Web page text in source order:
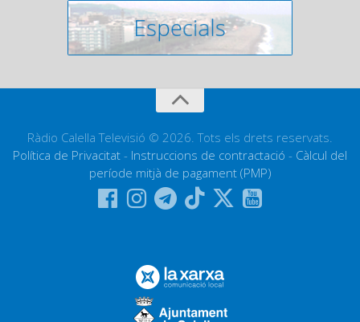
Ràdio Calella Televisió © 2026. Tots els drets reservats.
Política de Privacitat - Instruccions de contractació - Càlcul del
període mitjà de pagament (PMP)